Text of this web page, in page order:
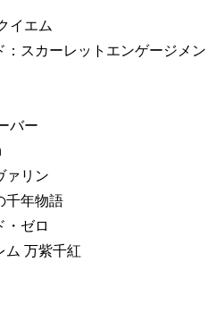
イエム
：スカーレットエンゲージメン
バー
ァリン
千年物語
・ゼロ
ム 万紫千紅